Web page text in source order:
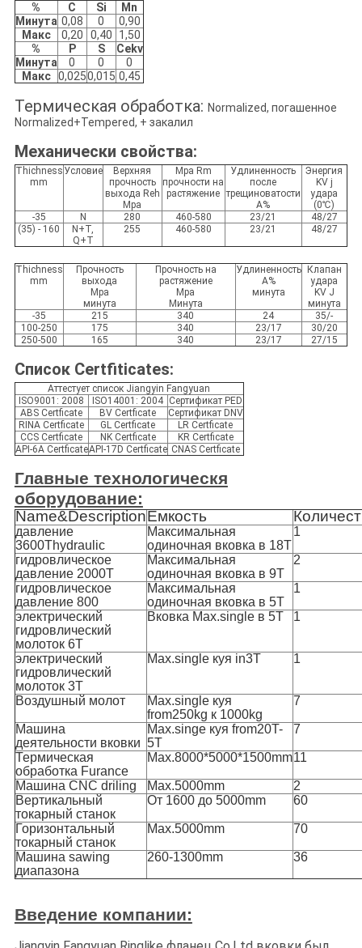
% C Si
Mn
Минута 0,08 0
0,90
Макс
0,20 0,40
1,50
%
P S
Cekv
Минута
0 0
0
Макс 0,0250,015 0,45
Термическая обработка: Normalized, погашенное
Normalized+Tempered, + закалил
Механически свойства:
Thichness
mm
Условие
Верхняя
прочность
выхода Reh
Mpa
Mpa Rm
прочности на
растяжение
Удлиненность
после
трещиноватости
A%
Энергия
KV j
удара
(0℃)
-35
N 280 460-580 23/21
48/27
(35) - 160
N+T,
Q+T
255 460-580 23/21 48/27
Thichness
mm
Прочность
выхода
Mpa
минута
Прочность на
растяжение
Mpa
Минута
Удлиненность
A%
минута
Клапан
удара
KV J
минута
-35
215 340 24
35/-
100-250
175 340 23/17
30/20
250-500
165 340 23/17 27/15
Список Certfiticates:
Аттестует список Jiangyin Fangyuan
ISO9001: 2008
ISO14001: 2004 Сертификат PED
ABS Certficate
BV Certficate
Сертификат DNV
RINA Certficate
GL Certficate
LR Certficate
CCS Certficate
NK Certficate
KR Certficate
API-6A CertficateAPI-17D Certficate CNAS Certficate
Главные технологическя
оборудование:
Name&DescriptionЕмкость
давление
3600Thydraulic
Максимальная
одиночная вковка в 18T
1
гидровлическое
давление 2000T
Максимальная
одиночная вковка в 9T
2
гидровлическое
давление 800
Максимальная
одиночная вковка в 5T
1
электрический
гидровлический
молоток 6T
Вковка Max.single в 5T 1
электрический
гидровлический
молоток 3T
Max.single куя in3T 1
Воздушный молот
Max.single куя
from250kg к 1000kg
7
Машина
деятельности вковки
Max.singe куя from20T-
5T
7
Термическая
обработка Furance
Max.8000*5000*1500mm11
Машина CNC driling Max.5000mm
2
Вертикальный
токарный станок
От 1600 до 5000mm 60
Горизонтальный
токарный станок
Max.5000mm 70
Машина sawing
диапазона
260-1300mm 36
Введение компании: